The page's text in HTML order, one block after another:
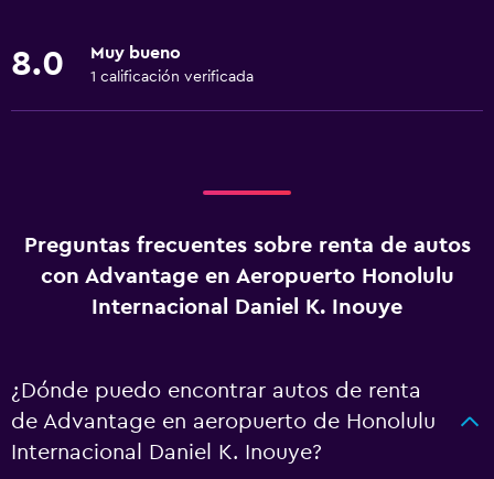
8.0 Muy bueno
1 calificación verificada
Preguntas frecuentes sobre renta de autos
con Advantage en Aeropuerto Honolulu
Internacional Daniel K. Inouye
¿Dónde puedo encontrar autos de renta
de Advantage en aeropuerto de Honolulu
Internacional Daniel K. Inouye?